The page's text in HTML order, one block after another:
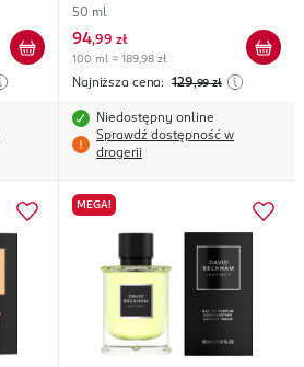
50 ml
94,99 zł
100 ml = 189,98 zł
Najniższa cena: 129,99 zł
Niedostępny online
Sprawdź dostępność w
drogerii
MEGA!